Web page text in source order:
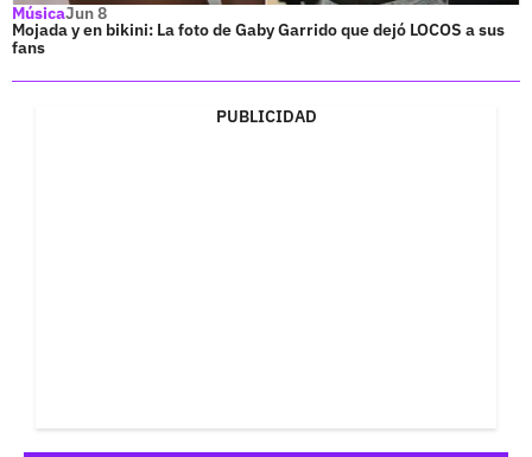
MúsicaJun 8
Mojada y en bikini: La foto de Gaby Garrido que dejó LOCOS a sus
fans
PUBLICIDAD